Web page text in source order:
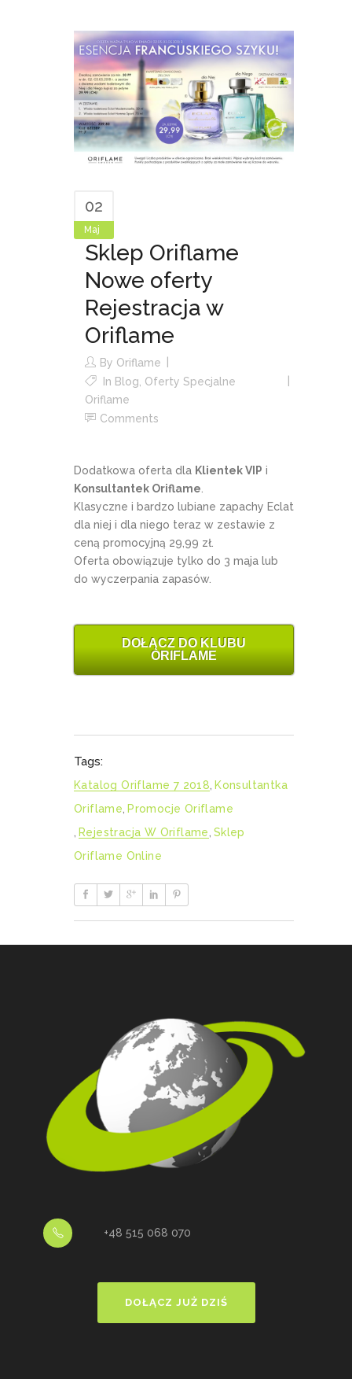
02
Maj
Sklep Oriflame
Nowe oferty
Rejestracja w
Oriflame
By Oriflame
In Blog Oferty Specjalne
Oriflame
Comments
Dodatkowa oferta dla Klientek VIP i
Konsultantek Oriflame
Klasyczne i bardzo lubiane zapachy Eclat
dla niej i dla niego teraz w zestawie z
ceną promocyjną 29,99 zł.
Oferta obowiązuje tylko do 3 maja lub
do wyczerpania zapasów.
DOŁĄCZ DO KLUBU
ORIFLAME
Tags:
Katalog Oriflame 7 2018 Konsultantka
Oriflame Promocje Oriflame
Rejestracja W Oriflame Sklep
Oriflame Online
+48 515 068 070
DOŁĄCZ JUŻ DZIŚ